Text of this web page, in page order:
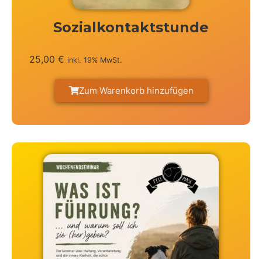
Sozialkontaktstunde
25,00 € inkl. 19% MwSt.
Zum Warenkorb hinzufügen